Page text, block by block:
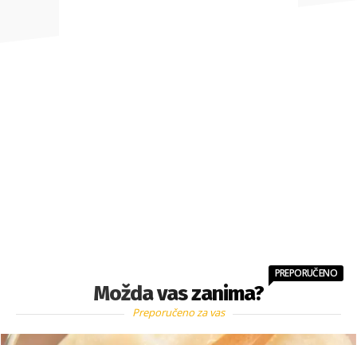
Možda vas zanima?
PREPORUČENO
Preporučeno za vas